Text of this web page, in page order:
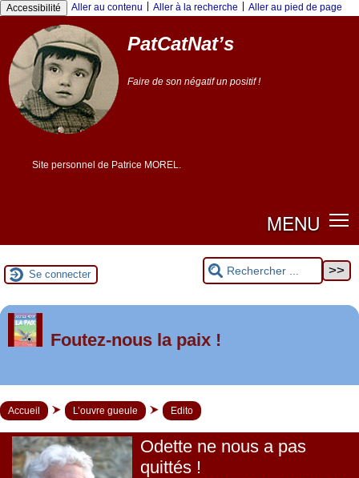
Accessibilité Aller au contenu Aller à la recherche Aller au pied de page
PatCatNat’s
Faire de son négatif un positif !
Site personnel de Patrice MOREL.
MENU
Se connecter
1ermai 2026 à Saint-Nazaire
Foutez-nous la paix !
Accueil L’ouvre gueule Edito
Odette ne nous a pas
quittés !